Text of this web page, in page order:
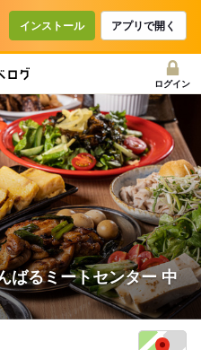
インストール アプリで開く
ログイン
ードライ SUPER COLD認定店
ばるミートセンター 中